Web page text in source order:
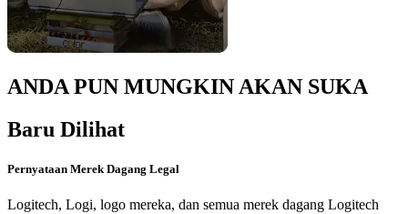
ANDA PUN MUNGKIN AKAN SUKA
Baru Dilihat
Pernyataan Merek Dagang Legal
Logitech, Logi, logo mereka, dan semua merek dagang Logitech